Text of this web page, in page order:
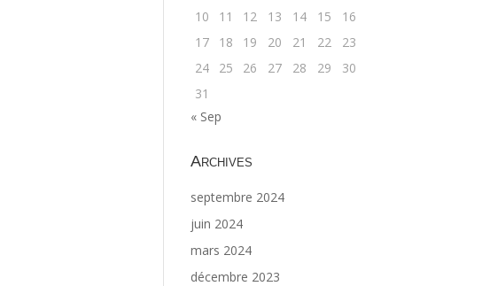
10
11 12 13 14 15
16
17
18 19 20 21 22
23
24
25 26 27 28 29
30
31
« Sep
Archives
septembre 2024
juin 2024
mars 2024
décembre 2023